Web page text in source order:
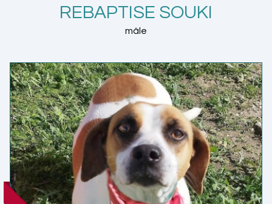
REBAPTISE SOUKI
mâle